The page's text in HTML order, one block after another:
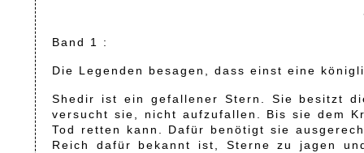
Band 1 :
Die Legenden besagen, dass einst eine
Shedir ist ein gefallener Stern. Sie besitzt
versucht sie, nicht aufzufallen. Bis sie dem
Tod retten kann. Dafür benötigt sie
Reich dafür bekannt ist, Sterne zu jagen